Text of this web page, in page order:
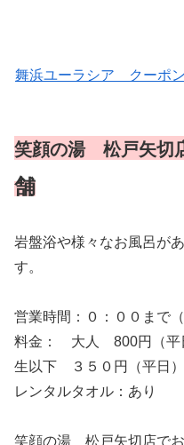
舞浜ユーラシア クーポ
笑顔の湯 松戸矢切
舗
岩盤浴や様々なお風呂が
す。
営業時間：０：００まで
料金： 大人 800円（平
生以下 ３５０円（平日）
レンタルタオル：あり
笑顔の湯 松戸矢切店で